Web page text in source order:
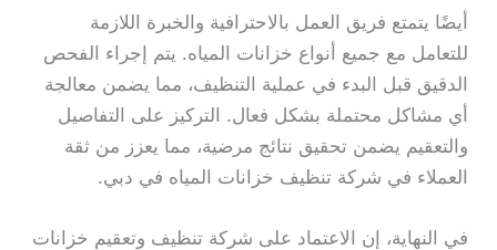
أيضًا يتمتع فريق العمل بالاحترافية والخبرة اللازمة
للتعامل مع جميع أنواع خزانات المياه. يتم إجراء الفحص
الدقيق قبل البدء في عملية التنظيف، مما يضمن معالجة
أي مشاكل محتملة بشكل فعال. التركيز على التفاصيل
والتعقيم يضمن تحقيق نتائج مرضية، مما يعزز من ثقة
العملاء في شركة تنظيف خزانات المياه في دبي.
في النهاية، إن الاعتماد على شركة تنظيف وتعقيم خزانات